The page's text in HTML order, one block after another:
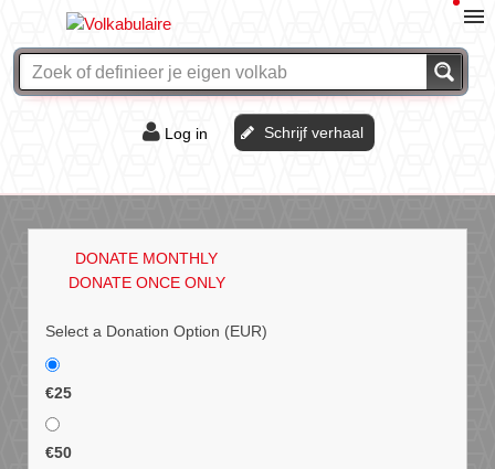
Log in Schrijf verhaal
DONATE MONTHLY
DONATE ONCE ONLY
Select a Donation Option (EUR)
€25
€50